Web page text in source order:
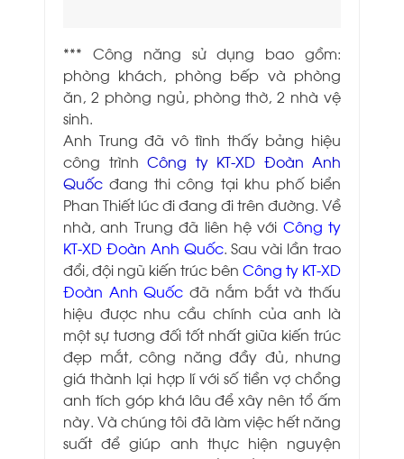
*** Công năng sử dụng bao gồm:
phòng khách, phòng bếp và phòng
ăn, 2 phòng ngủ, phòng thờ, 2 nhà vệ
sinh.
Anh Trung đã vô tình thấy bảng hiệu
công trình Công ty KT-XD Đoàn Anh
Quốc đang thi công tại khu phố biển
Phan Thiết lúc đi đang đi trên đường. Về
nhà, anh Trung đã liên hệ với Công ty
KT-XD Đoàn Anh Quốc. Sau vài lần trao
đổi, đội ngũ kiến trúc bên Công ty KT-XD
Đoàn Anh Quốc đã nắm bắt và thấu
hiệu được nhu cầu chính của anh là
một sự tương đối tốt nhất giữa kiến trúc
đẹp mắt, công năng đầy đủ, nhưng
giá thành lại hợp lí với số tiền vợ chồng
anh tích góp khá lâu để xây nên tổ ấm
này. Và chúng tôi đã làm việc hết năng
suất để giúp anh thực hiện nguyện